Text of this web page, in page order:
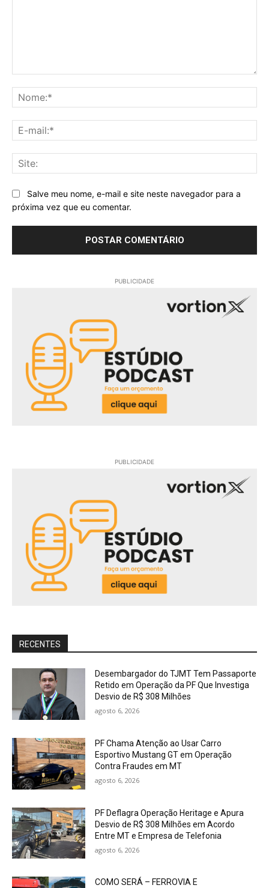
Salve meu nome, e-mail e site neste navegador para a
próxima vez que eu comentar.
PUBLICIDADE
PUBLICIDADE
RECENTES
Desembargador do TJMT Tem Passaporte
Retido em Operação da PF Que Investiga
Desvio de R$ 308 Milhões
agosto 6, 2026
PF Chama Atenção ao Usar Carro
Esportivo Mustang GT em Operação
Contra Fraudes em MT
agosto 6, 2026
PF Deflagra Operação Heritage e Apura
Desvio de R$ 308 Milhões em Acordo
Entre MT e Empresa de Telefonia
agosto 6, 2026
COMO SERÁ – FERROVIA E